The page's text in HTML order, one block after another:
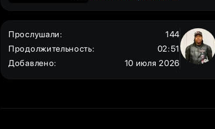
Прослушали:
144
Продолжительность:
02:51
Добавлено: 10 июля 2026